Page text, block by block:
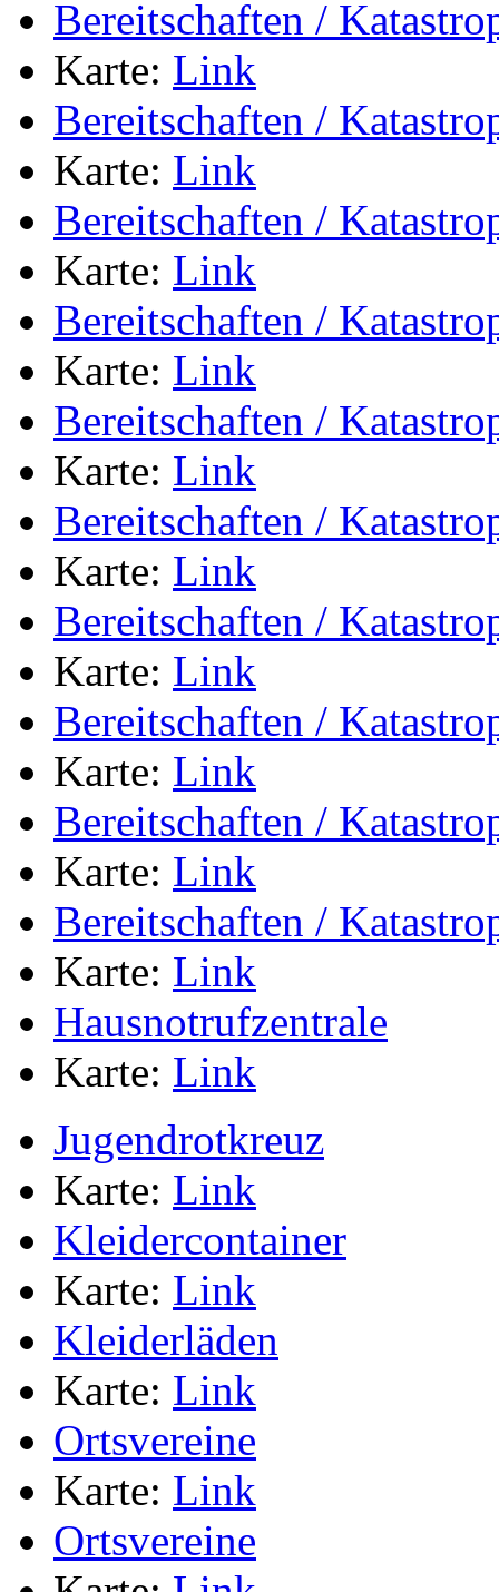
Bereitschaften /
Karte: Link
Bereitschaften /
Karte: Link
Bereitschaften /
Karte: Link
Bereitschaften /
Karte: Link
Bereitschaften /
Karte: Link
Bereitschaften /
Karte: Link
Bereitschaften /
Karte: Link
Bereitschaften /
Karte: Link
Bereitschaften /
Karte: Link
Bereitschaften /
Karte: Link
Hausnotrufzentrale
Karte: Link
Jugendrotkreuz
Karte: Link
Kleidercontainer
Karte: Link
Kleiderläden
Karte: Link
Ortsvereine
Karte: Link
Ortsvereine